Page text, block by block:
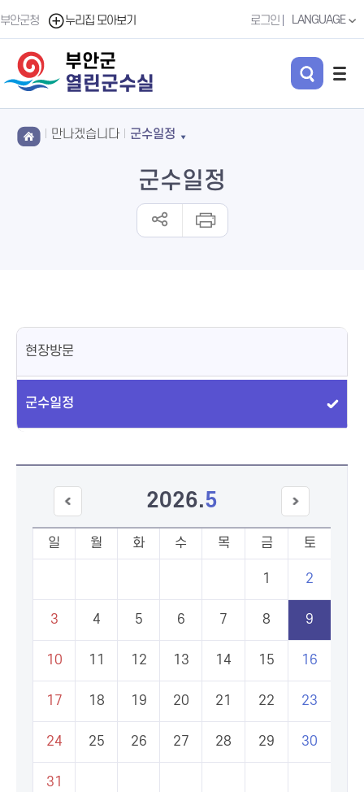
부안군청 누리집 모아보기 로그인 LANGUAGE
부안군
열린군수실
만나겠습니다 군수일정
군수일정
현장방문
군수일정
2026.5
일 월 화 수 목 금 토
1 2
3 4 5 6 7 8 9
10 11 12 13 14 15 16
17 18 19 20 21 22 23
24 25 26 27 28 29 30
31